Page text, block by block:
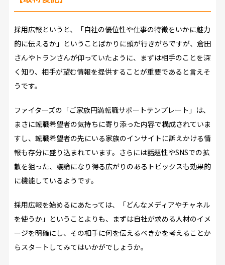
採用広報というと、「自社の優位性や仕事の特徴をいかに魅力
的に伝えるか」ということばかりに頭が行きがちですが、倉田
さんやトランさんが仰っていたように、まずは相手のことを深
く知り、相手が望む情報を提供することが重要であると言えそ
うです。
ファイターズの「ご家族円満転職サポートテンプレート」は、
まさに転職希望者の気持ちに寄り添った内容で構成されていま
すし、転職希望者の先にいる家族のインサイトに訴えかける情
報も存分に盛り込まれています。さらには話題性やSNSでの拡
散を狙った、議論になり得る広がりのあるトピックスも効果的
に機能しているようです。
採用広報を始めるにあたっては、「どんなメディアやチャネル
を使うか」ということよりも、まずは自社が求める人材のイメ
ージを明確にし、その相手に何を伝えるべきかを考えることか
らスタートしてみてはいかがでしょうか。